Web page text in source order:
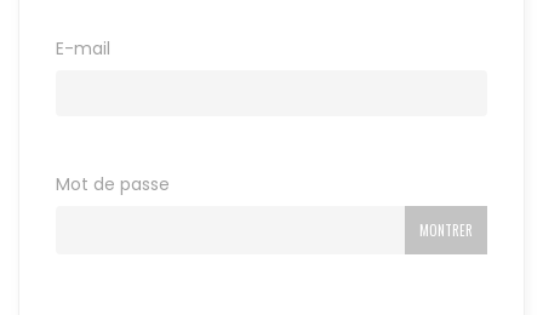
E-mail
Mot de passe
MONTRER